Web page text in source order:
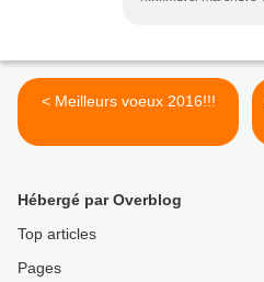
< Meilleurs voeux 2016!!!
Hébergé par Overblog
Top articles
Pages